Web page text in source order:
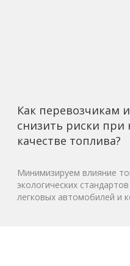
Как перевозчикам
снизить риски при
качестве топлива?
Минимизируем влияние
экологических
легковых автомобилей и